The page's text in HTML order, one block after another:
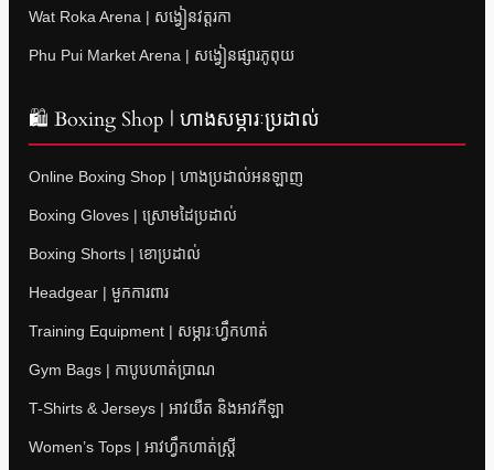
Wat Roka Arena | សង្វៀនវត្តរកា
Phu Pui Market Arena | សង្វៀនផ្សារភូពុយ
🛍 Boxing Shop | ហាងសម្ភារៈប្រដាល់
Online Boxing Shop | ហាងប្រដាល់អនឡាញ
Boxing Gloves | ស្រោមដៃប្រដាល់
Boxing Shorts | ខោប្រដាល់
Headgear | មួកការពារ
Training Equipment | សម្ភារៈហ្វឹកហាត់
Gym Bags | កាបូបហាត់ប្រាណ
T-Shirts & Jerseys | អាវយឺត និងអាវកីឡា
Women’s Tops | អាវហ្វឹកហាត់ស្ត្រី